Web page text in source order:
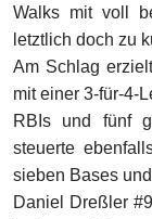
Walks mit voll
letztlich doch zu
Am Schlag
mit einer 3-für-4-
RBIs und fünf
steuerte
sieben Bases
Daniel Dreßler